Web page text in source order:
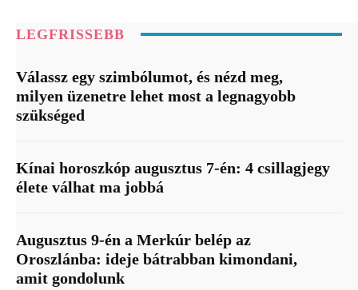
LEGFRISSEBB
Válassz egy szimbólumot, és nézd meg,
milyen üzenetre lehet most a legnagyobb
szükséged
Kínai horoszkóp augusztus 7-én: 4 csillagjegy
élete válhat ma jobbá
Augusztus 9-én a Merkúr belép az
Oroszlánba: ideje bátrabban kimondani,
amit gondolunk